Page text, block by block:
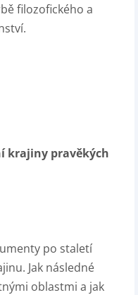
filozofického a
krajiny pravěkých
po staletí
Jak následné
oblastmi a jak